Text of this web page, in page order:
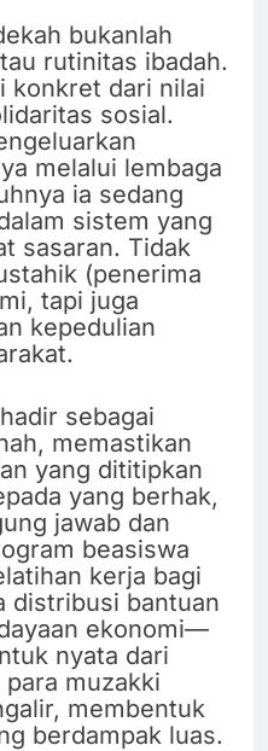
bukanlah
rutinitas ibadah.
konkret dari nilai
sosial.
melalui lembaga
ia sedang
sistem yang
sasaran. Tidak
(penerima
tapi juga
kepedulian
hadir sebagai
memastikan
yang dititipkan
yang berhak,
jawab dan
beasiswa
kerja bagi
distribusi bantuan
ekonomi—
nyata dari
para muzakki
membentuk
berdampak luas.